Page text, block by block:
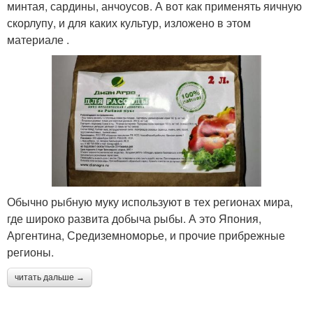
минтая, сардины, анчоусов. А вот как применять яичную
скорлупу, и для каких культур, изложено в этом
материале .
Обычно рыбную муку используют в тех регионах мира,
где широко развита добыча рыбы. А это Япония,
Аргентина, Средиземноморье, и прочие прибрежные
регионы.
читать дальше →